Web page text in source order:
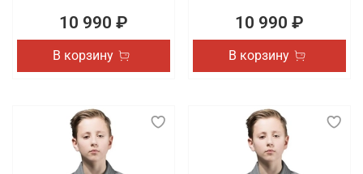
10 990 ₽
В корзину
10 990 ₽
В корзину